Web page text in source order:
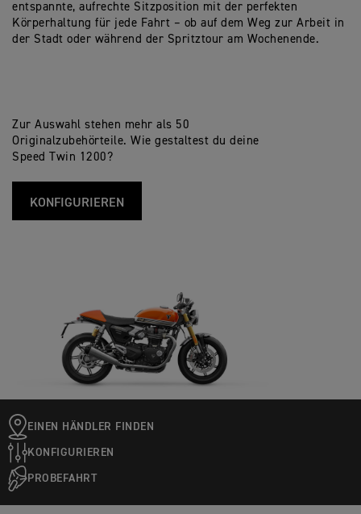
entspannte, aufrechte Sitzposition mit der perfekten
Körperhaltung für jede Fahrt – ob auf dem Weg zur Arbeit in
der Stadt oder während der Spritztour am Wochenende.
Zur Auswahl stehen mehr als 50
Originalzubehörteile. Wie gestaltest du deine
Speed Twin 1200?
KONFIGURIEREN
EINEN HÄNDLER FINDEN
KONFIGURIEREN
PROBEFAHRT